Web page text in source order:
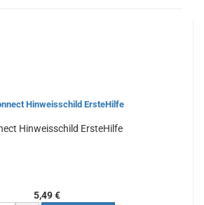
Hinweisschild ErsteHilfe
5,49 €